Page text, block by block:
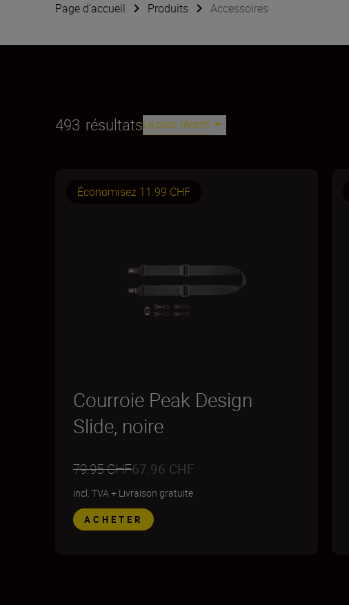
Page d’accueil Produits Accessoires
493 résultatsLe plus récent
Économisez 11.99 CHF
Courroie Peak Design
Slide, noire
79.95 CHF67.96 CHF
incl. TVA+ Livraison gratuite
ACHETER